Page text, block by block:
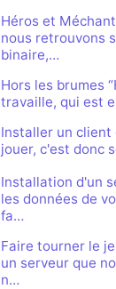
Héros et
nous retrouvons
binaire,…
Hors les brumes
travaille, qui est
Installer un client
jouer, c'est donc
Installation d'un
les données de
fa…
Faire tourner le
un serveur que
n…